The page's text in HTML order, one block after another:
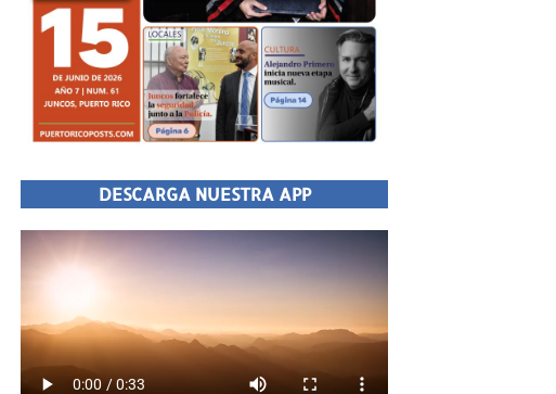
DESCARGA NUESTRA APP